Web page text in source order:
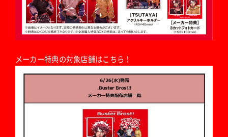
メーカー特典の対象店舗はこちら！